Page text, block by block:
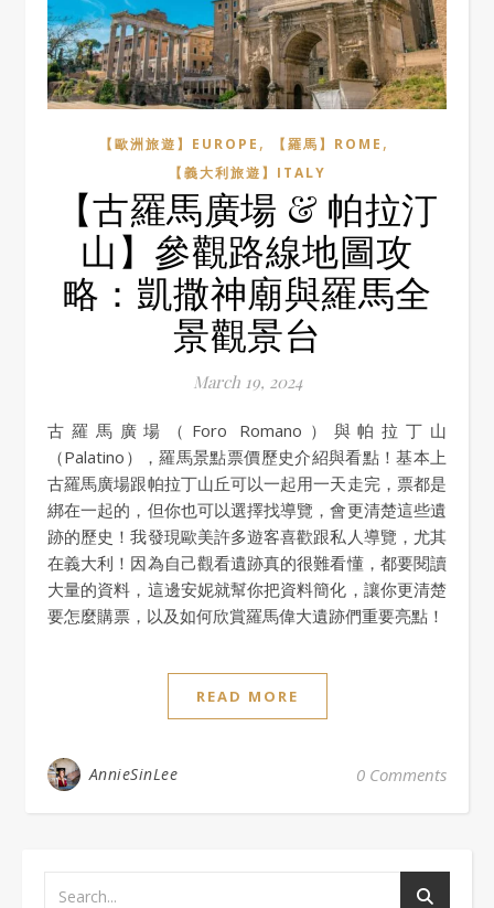
【歐洲旅遊】EUROPE , 【羅馬】ROME ,
【義大利旅遊】ITALY
【古羅馬廣場 & 帕拉汀
山】參觀路線地圖攻
略：凱撒神廟與羅馬全
景觀景台
March 19, 2024
古羅馬廣場（Foro Romano）與帕拉丁山
（Palatino），羅馬景點票價歷史介紹與看點！基本上
古羅馬廣場跟帕拉丁山丘可以一起用一天走完，票都是
綁在一起的，但你也可以選擇找導覽，會更清楚這些遺
跡的歷史！我發現歐美許多遊客喜歡跟私人導覽，尤其
在義大利！因為自己觀看遺跡真的很難看懂，都要閱讀
大量的資料，這邊安妮就幫你把資料簡化，讓你更清楚
要怎麼購票，以及如何欣賞羅馬偉大遺跡們重要亮點！
READ MORE
AnnieSinLee 0 Comments